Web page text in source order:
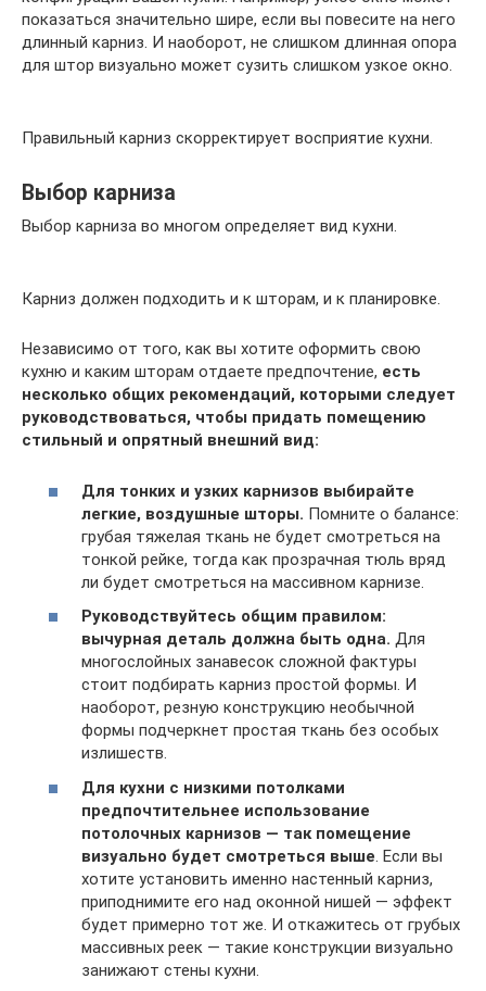
показаться значительно шире, если вы повесите на него
длинный карниз. И наоборот, не слишком длинная опора
для штор визуально может сузить слишком узкое окно.
Правильный карниз скорректирует восприятие кухни.
Выбор карниза
Выбор карниза во многом определяет вид кухни.
Карниз должен подходить и к шторам, и к планировке.
Независимо от того, как вы хотите оформить свою
кухню и каким шторам отдаете предпочтение, есть
несколько общих рекомендаций, которыми следует
руководствоваться, чтобы придать помещению
стильный и опрятный внешний вид:
Для тонких и узких карнизов выбирайте
легкие, воздушные шторы. Помните о балансе:
грубая тяжелая ткань не будет смотреться на
тонкой рейке, тогда как прозрачная тюль вряд
ли будет смотреться на массивном карнизе.
Руководствуйтесь общим правилом:
вычурная деталь должна быть одна. Для
многослойных занавесок сложной фактуры
стоит подбирать карниз простой формы. И
наоборот, резную конструкцию необычной
формы подчеркнет простая ткань без особых
излишеств.
Для кухни с низкими потолками
предпочтительнее использование
потолочных карнизов — так помещение
визуально будет смотреться выше . Если вы
хотите установить именно настенный карниз,
приподнимите его над оконной нишей — эффект
будет примерно тот же. И откажитесь от грубых
массивных реек — такие конструкции визуально
занижают стены кухни.